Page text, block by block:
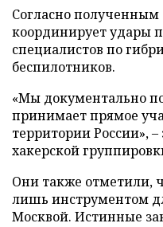
Согласно
координирует удары
специалистов по
беспилотников.
«Мы документально
принимает прямое
территории России»,
хакерской
Они также отметили,
лишь инструментом
Москвой. Истинные